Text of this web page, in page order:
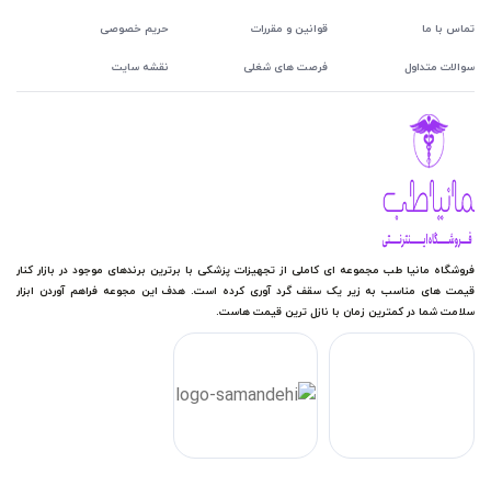
تماس با ما
سوالات متداول
قوانین و مقررات حریم خصوصی
فرصت های شغلی نقشه سایت
فروشگاه مانیا طب مجموعه ای کاملی از تجهیزات پزشکی با برترین برندهای موجود در بازار کنار
قیمت های مناسب به زیر یک سقف گرد آوری کرده است. هدف این مجوعه فراهم آوردن ابزار
سلامت شما در کمترین زمان با نازل ترین قیمت هاست.